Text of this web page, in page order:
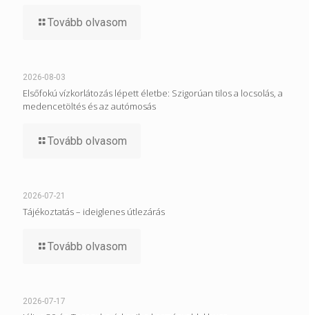
Tovább olvasom
2026-08-03
Elsőfokú vízkorlátozás lépett életbe: Szigorúan tilos a locsolás, a
medencetöltés és az autómosás
Tovább olvasom
2026-07-21
Tájékoztatás – ideiglenes útlezárás
Tovább olvasom
2026-07-17